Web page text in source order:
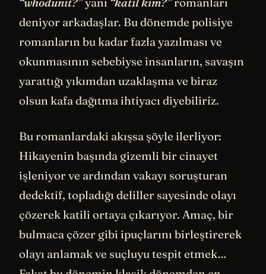
deniyor arkadaşlar. Bu dönemde polisiye
romanların bu kadar fazla yazılması ve
okunmasının sebebiyse insanların, savaşın
yarattığı yıkımdan uzaklaşma ve biraz
olsun kafa dağıtma ihtiyacı diyebiliriz.
Bu romanlardaki akışsa şöyle ilerliyor:
Hikayenin başında gizemli bir cinayet
işleniyor ve ardından vakayı soruşturan
dedektif, topladığı deliller sayesinde olayı
çözerek katili ortaya çıkarıyor. Amaç, bir
bulmaca çözer gibi ipuçlarını birleştirerek
olayı anlamak ve suçluyu tespit etmek…